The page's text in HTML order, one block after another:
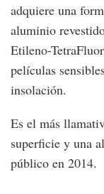
adquiere una
aluminio
Etileno-
películas
insolación.
Es el más
superficie y una
público en 2014.